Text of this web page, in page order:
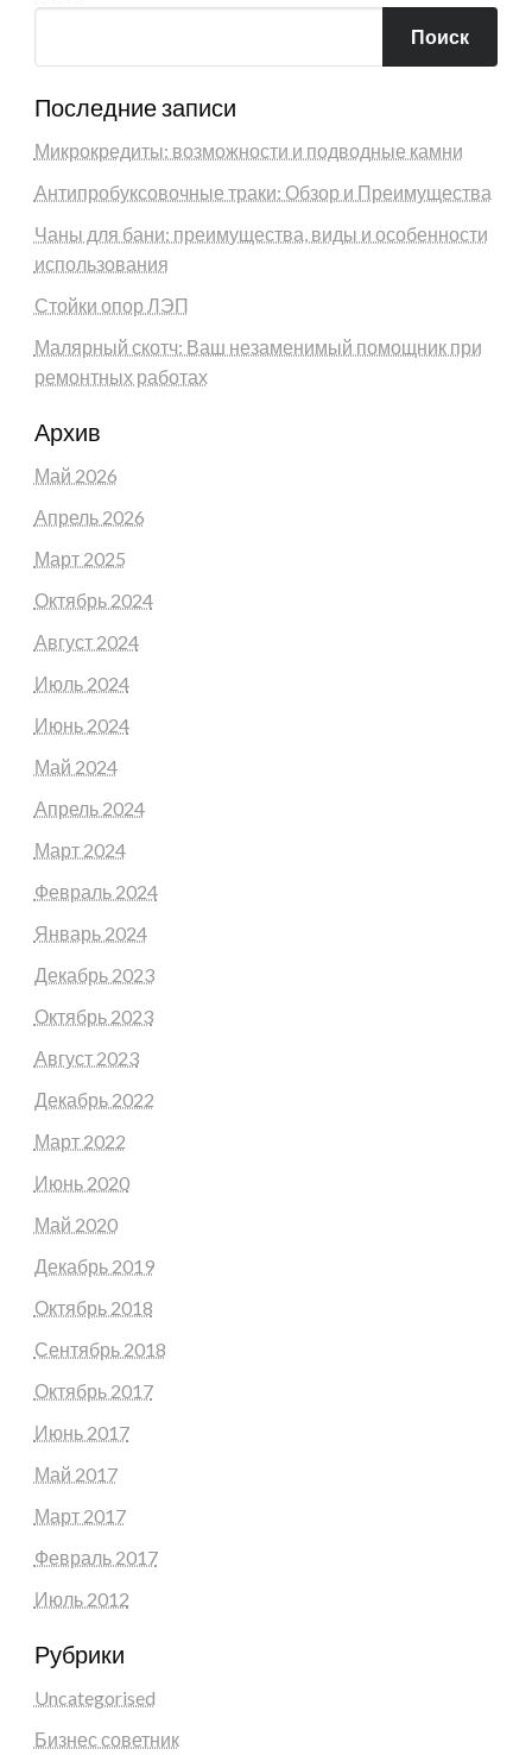
Поиск
Последние записи
Микрокредиты: возможности и подводные камни
Антипробуксовочные траки: Обзор и Преимущества
Чаны для бани: преимущества, виды и особенности
использования
Стойки опор ЛЭП
Малярный скотч: Ваш незаменимый помощник при
ремонтных работах
Архив
Май 2026
Апрель 2026
Март 2025
Октябрь 2024
Август 2024
Июль 2024
Июнь 2024
Май 2024
Апрель 2024
Март 2024
Февраль 2024
Январь 2024
Декабрь 2023
Октябрь 2023
Август 2023
Декабрь 2022
Март 2022
Июнь 2020
Май 2020
Декабрь 2019
Октябрь 2018
Сентябрь 2018
Октябрь 2017
Июнь 2017
Май 2017
Март 2017
Февраль 2017
Июль 2012
Рубрики
Uncategorised
Бизнес советник